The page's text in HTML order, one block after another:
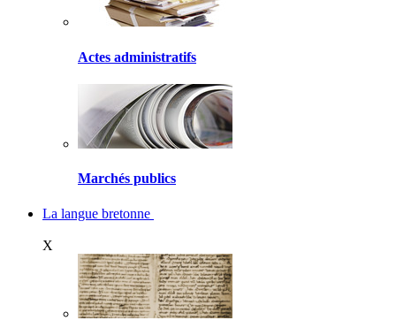
Actes administratifs
Marchés publics
La langue bretonne
X